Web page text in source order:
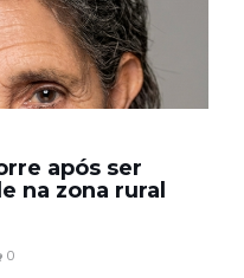
após ser
na zona rural
0